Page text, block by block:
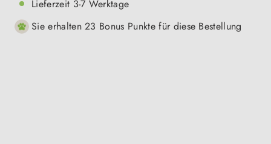
Lieferzeit 3-7 Werktage
Sie erhalten 23 Bonus Punkte für diese Bestellung